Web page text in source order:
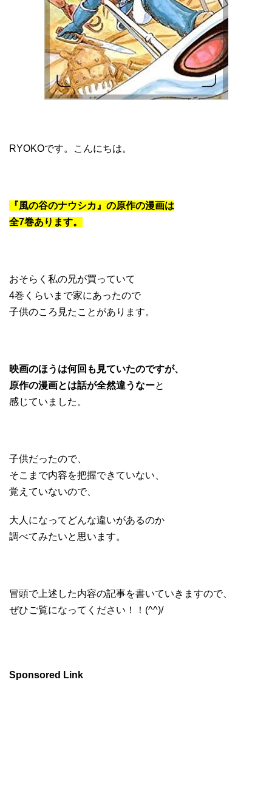
RYOKOです。こんにちは。
『風の谷のナウシカ』の原作の漫画は
全7巻あります。
おそらく私の兄が買っていて
4巻くらいまで家にあったので
子供のころ見たことがあります。
映画のほうは何回も見ていたのですが、
原作の漫画とは話が全然違うなーと
感じていました。
子供だったので、
そこまで内容を把握できていない、
覚えていないので、
大人になってどんな違いがあるのか
調べてみたいと思います。
冒頭で上述した内容の記事を書いていきますので、
ぜひご覧になってください！！(^^)/
Sponsored Link